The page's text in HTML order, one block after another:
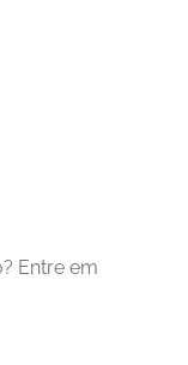
Entre em